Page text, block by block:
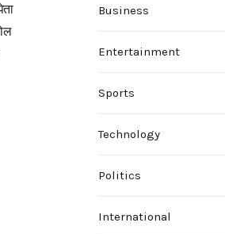
Business
Entertainment
Sports
Technology
Politics
International